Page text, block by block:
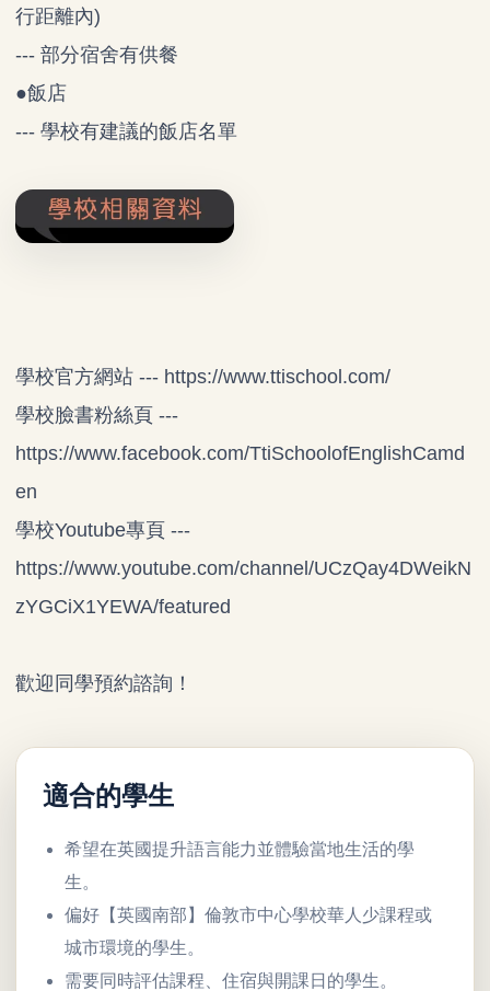
行距離內)
--- 部分宿舍有供餐
●飯店
--- 學校有建議的飯店名單
學校官方網站 --- https://www.ttischool.com/
學校臉書粉絲頁 ---
https://www.facebook.com/TtiSchoolofEnglishCamd
en
學校Youtube專頁 ---
https://www.youtube.com/channel/UCzQay4DWeikN
zYGCiX1YEWA/featured
歡迎同學預約諮詢！
適合的學生
希望在英國提升語言能力並體驗當地生活的學
生。
偏好【英國南部】倫敦市中心學校華人少課程或
城市環境的學生。
需要同時評估課程、住宿與開課日的學生。